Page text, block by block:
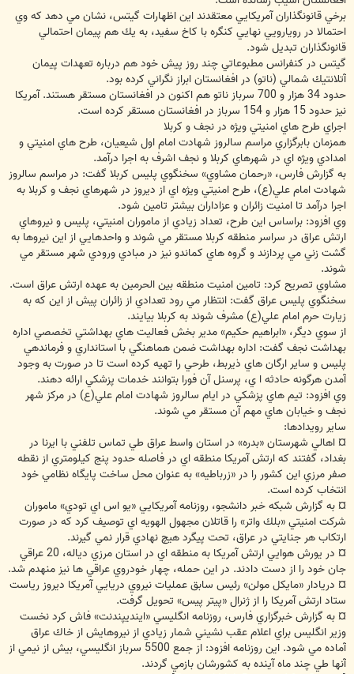
برخي قانونگذاران آمريكايي معتقدند اين اظهارات گيتس، نشان مي دهد كه وي
احتمالا در رويارويي نهايي كنگره با كاخ سفيد، به يك هم پيمان احتمالي
قانونگذاران تبديل شود.
گيتس در كنفرانس مطبوعاتي چند روز پيش خود هم درباره تعهدات پيمان
آتلانتيك شمالي (ناتو) در افغانستان ابراز نگراني كرده بود.
حدود 34 هزار و 700 سرباز ناتو هم اكنون در افغانستان مستقر هستند. آمريكا
نيز حدود 15 هزار و 154 سرباز در افغانستان مستقر كرده است.
اجراي طرح هاي امنيتي ويژه در نجف و كربلا
همزمان بابرگزاري مراسم سالروز شهادت امام اول شيعيان، طرح هاي امنيتي و
امدادي ويژه اي در شهرهاي كربلا و نجف اشرف به اجرا درآمد.
به گزارش فارس، «رحمان مشاوي» سخنگوي پليس كربلا گفت: در مراسم سالروز
شهادت امام علي(ع)، طرح امنيتي ويژه اي از ديروز در شهرهاي نجف و كربلا به
اجرا درآمد تا امنيت زائران و عزاداران بيشتر تامين شود.
وي افزود: براساس اين طرح، تعداد زيادي از ماموران امنيتي، پليس و نيروهاي
ارتش عراق در سراسر منطقه كربلا مستقر مي شوند و واحدهايي از اين نيروها به
گشت زني مي پردازند و گروه هاي كماندو نيز در مبادي ورودي شهر مستقر مي
شوند.
مشاوي تصريح كرد: تامين امنيت منطقه بين الحرمين به عهده ارتش عراق است.
سخنگوي پليس عراق گفت: انتظار مي رود تعدادي از زائران پيش از اين كه به
زيارت حرم امام علي(ع) مشرف شوند به كربلا بيايند.
از سوي ديگر، «ابراهيم حكيم» مدير بخش فعاليت هاي بهداشتي تخصصي اداره
بهداشت نجف گفت: اداره بهداشت ضمن هماهنگي با استانداري و فرماندهي
پليس و ساير ارگان هاي ذيربط، طرحي را تهيه كرده است تا در صورت به وجود
آمدن هرگونه حادثه ا ي، پرسنل آن فورا بتوانند خدمات پزشكي ارائه دهند.
وي افزود: تيم هاي پزشكي در ايام سالروز شهادت امام علي(ع) در مركز شهر
نجف و خيابان هاي مهم آن مستقر مي شوند.
ساير رويدادها:
¤ اهالي شهرستان «بدره» در استان واسط عراق طي تماس تلفني با ايرنا در
بغداد، گفتند كه ارتش آمريكا منطقه اي در فاصله حدود پنج كيلومتري از نقطه
صفر مرزي اين كشور را در «زرباطيه» به عنوان محل ساخت پايگاه نظامي خود
انتخاب كرده است.
¤ به گزارش شبكه خبر دانشجو، روزنامه آمريكايي «يو اس اي تودي» ماموران
شركت امنيتي «بلك واتر» را قاتلان مجهول الهويه اي توصيف كرد كه در صورت
ارتكاب هر جنايتي در عراق، تحت پيگرد هيچ نهادي قرار نمي گيرند.
¤ در يورش هوايي ارتش آمريكا به منطقه اي در استان مرزي دياله، 20 عراقي
جان خود را از دست دادند. در اين حمله، چهار خودروي عراقي ها نيز منهدم شد.
¤ دريادار «مايكل مولن» رئيس سابق عمليات نيروي دريايي آمريكا ديروز رياست
ستاد ارتش آمريكا را از ژنرال «پيتر پيس» تحويل گرفت.
¤ به گزارش خبرگزاري فارس، روزنامه انگليسي «اينديپندنت» فاش كرد نخست
وزير انگليس براي اعلام عقب نشيني شمار زيادي از نيروهايش از خاك عراق
آماده مي شود. اين روزنامه افزود: از جمع 5500 سرباز انگليسي، بيش از نيمي از
آنها طي چند ماه آينده به كشورشان بازمي گردند.